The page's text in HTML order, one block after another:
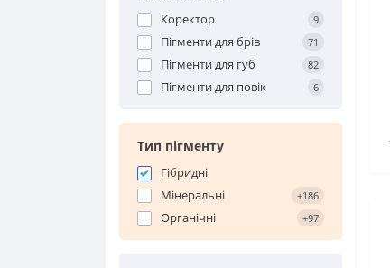
Коректор 9
Пігменти для брів 71
Пігменти для губ 82
Пігменти для повік 6
Тип пігменту
Гібридні
Мінеральні
+186
Органічні +97